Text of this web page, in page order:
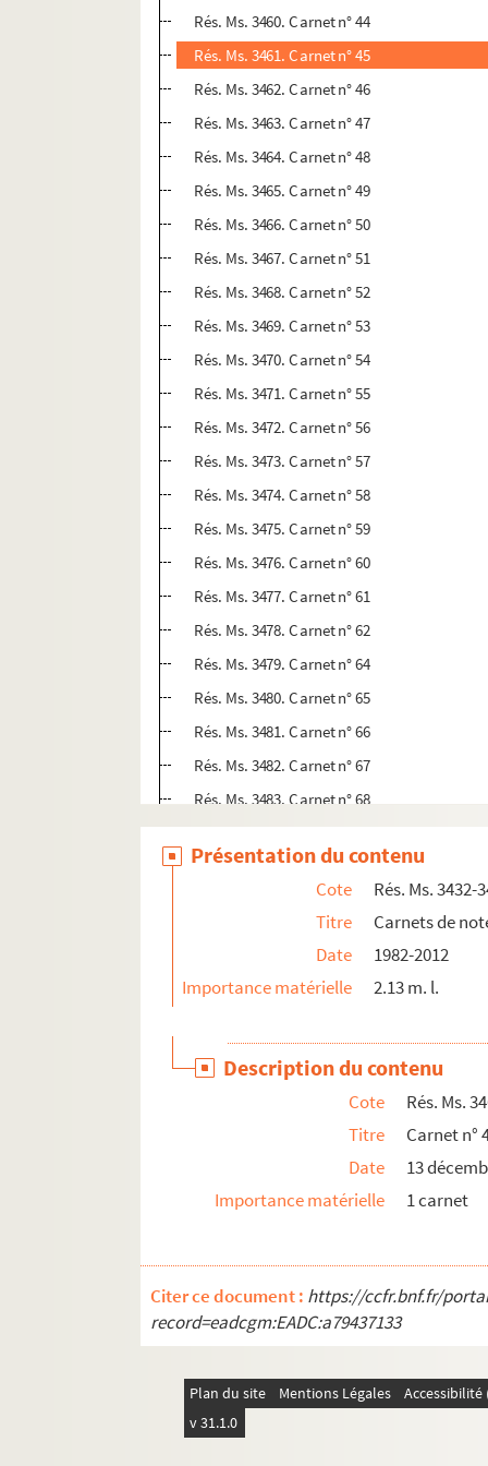
Rés. Ms. 3460. Carnet n° 44
Rés. Ms. 3461. Carnet n° 45
Rés. Ms. 3462. Carnet n° 46
Rés. Ms. 3463. Carnet n° 47
Rés. Ms. 3464. Carnet n° 48
Rés. Ms. 3465. Carnet n° 49
Rés. Ms. 3466. Carnet n° 50
Rés. Ms. 3467. Carnet n° 51
Rés. Ms. 3468. Carnet n° 52
Rés. Ms. 3469. Carnet n° 53
Rés. Ms. 3470. Carnet n° 54
Rés. Ms. 3471. Carnet n° 55
Rés. Ms. 3472. Carnet n° 56
Rés. Ms. 3473. Carnet n° 57
Rés. Ms. 3474. Carnet n° 58
Rés. Ms. 3475. Carnet n° 59
Rés. Ms. 3476. Carnet n° 60
Rés. Ms. 3477. Carnet n° 61
Rés. Ms. 3478. Carnet n° 62
Rés. Ms. 3479. Carnet n° 64
Rés. Ms. 3480. Carnet n° 65
Rés. Ms. 3481. Carnet n° 66
Rés. Ms. 3482. Carnet n° 67
Rés. Ms. 3483. Carnet n° 68
Rés. Ms. 3484. Carnet n° 69
Rés. Ms. 3485. Carnet n° 70
Rés. Ms. 3486. Carnet n° 71
Rés. Ms. 3487. Carnet n° 72
Rés. Ms. 3488. Carnet n° 73
Rés. Ms. 3489. Carnet n° 74
Rés. Ms. 3491. Carnet n° 78
Rés. Ms. 3492. Carnet n° 79
Rés. Ms. 3493. Carnet n° 80
Rés. Ms. 3561. Carnet n° 81
Rés. Ms. 3562. Carnet n° 82
Rés. Ms. 3564. Carnet n° 86
Rés. Ms. 3565. Carnet n° 87
Rés. Ms. 3566. Carnet n° 88
Rés. Ms. 3567. Carnet n° 89
Rés. Ms. 3568. Carnet n° 90
Rés. Ms. 3569. Carnet n° 91
Présentation du contenu
Cote
Rés. Ms. 3432-
Titre
Carnets de
Date
1982-2012
Importance matérielle
2.13 m. l.
Description du contenu
Cote
Rés. Ms.
Titre
Carnet n°
Date
13
Importance matérielle
1 carnet
Citer ce document : https://ccfr.bnf.fr/
record=eadcgm:EADC:a79437133
Plan du site Mentions Légales
v 31.1.0